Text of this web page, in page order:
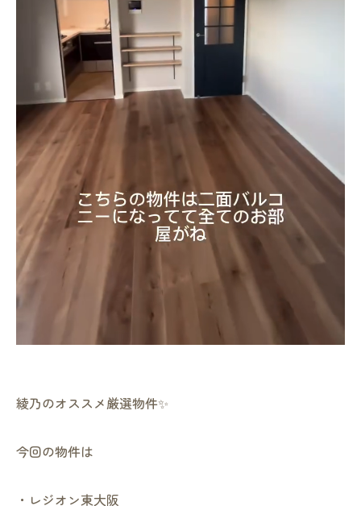
綾乃のオススメ厳選物件✨
今回の物件は
・レジオン東大阪